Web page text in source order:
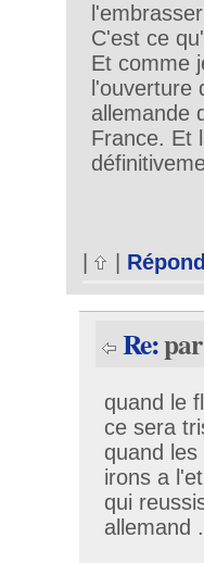
C'est ce
Et comme
l'ouverture
allemande
France. Et
Re:par
quand le
ce sera
quand
irons a
qui
allemand .